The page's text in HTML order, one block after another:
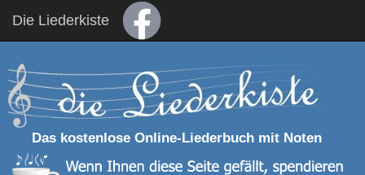
Die Liederkiste
Das kostenlose Online-Liederbuch mit Noten